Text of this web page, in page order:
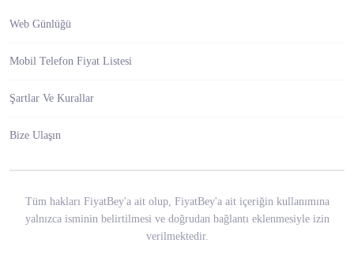
Web Günlüğü
Mobil Telefon Fiyat Listesi
Şartlar Ve Kurallar
Bize Ulaşın
Tüm hakları FiyatBey'a ait olup, FiyatBey'a ait içeriğin kullanımına
yalnızca isminin belirtilmesi ve doğrudan bağlantı eklenmesiyle izin
verilmektedir.